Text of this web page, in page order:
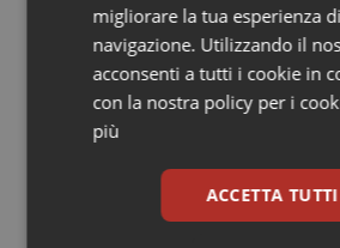
Quotidiano Chirurgia
Quotidiano Oncologia
Quotidiano Pediatria
Rene & patologie urogenitali
Maxi furto di farmaci
“Maggiore Nino
bollino rosso.
le 27 città monitorate
migliorare la tua esperienza di
navigazione. Utilizzando il
acconsenti a tutti i cookie in
con la nostra policy per i
più
ACCETTA TUTTI